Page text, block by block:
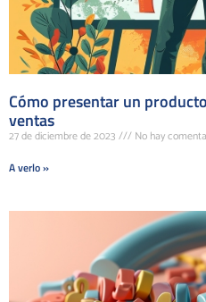
Cómo presentar un
ventas
27 de diciembre de 2023
No hay
A verlo »